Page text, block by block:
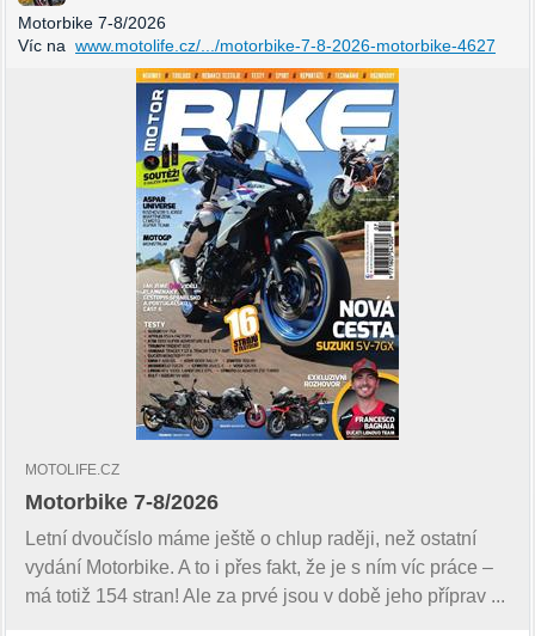
Motorbike 7-8/2026
Víc na www.motolife.cz/.../motorbike-7-8-2026-motorbike-4627
MOTOLIFE.CZ
Motorbike 7-8/2026
Letní dvoučíslo máme ještě o chlup raději, než ostatní
vydání Motorbike. A to i přes fakt, že je s ním víc práce –
má totiž 154 stran! Ale za prvé jsou v době jeho příprav ...